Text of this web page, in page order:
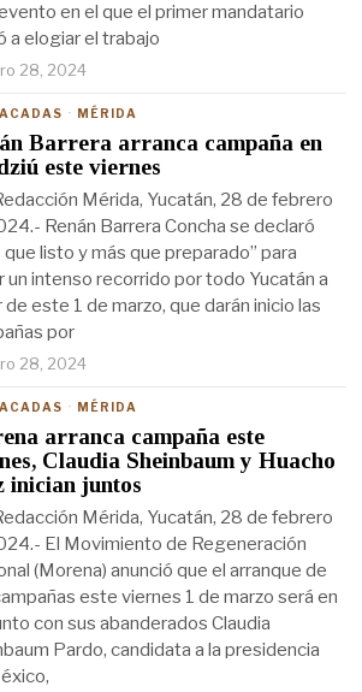
en el que el primer mandatario
a elogiar el trabajo
28, 2024
· MÉRIDA
Barrera arranca campaña en
este viernes
Mérida, Yucatán, 28 de febrero
Renán Barrera Concha se declaró
que listo y más que preparado” para
un intenso recorrido por todo Yucatán a
de este 1 de marzo, que darán inicio las
por
28, 2024
· MÉRIDA
arranca campaña este
Claudia Sheinbaum y Huacho
inician juntos
Mérida, Yucatán, 28 de febrero
El Movimiento de Regeneración
(Morena) anunció que el arranque de
este viernes 1 de marzo será en
con sus abanderados Claudia
Pardo, candidata a la presidencia